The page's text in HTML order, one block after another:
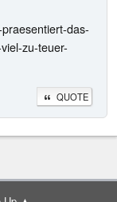
das-
zu-teuer-
QUOTE